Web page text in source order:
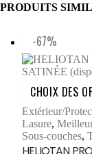
PRODUITS
-67%
CHOIX DES
Extérieur/
Lasure,
Sous-couches,
HELIOTAN